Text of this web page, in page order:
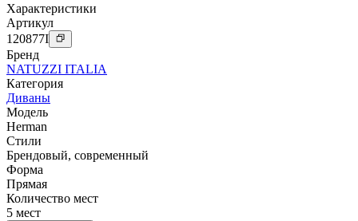
Характеристики
Артикул
120877I
Бренд
NATUZZI ITALIA
Категория
Диваны
Модель
Herman
Стили
Брендовый, современный
Форма
Прямая
Количество мест
5 мест